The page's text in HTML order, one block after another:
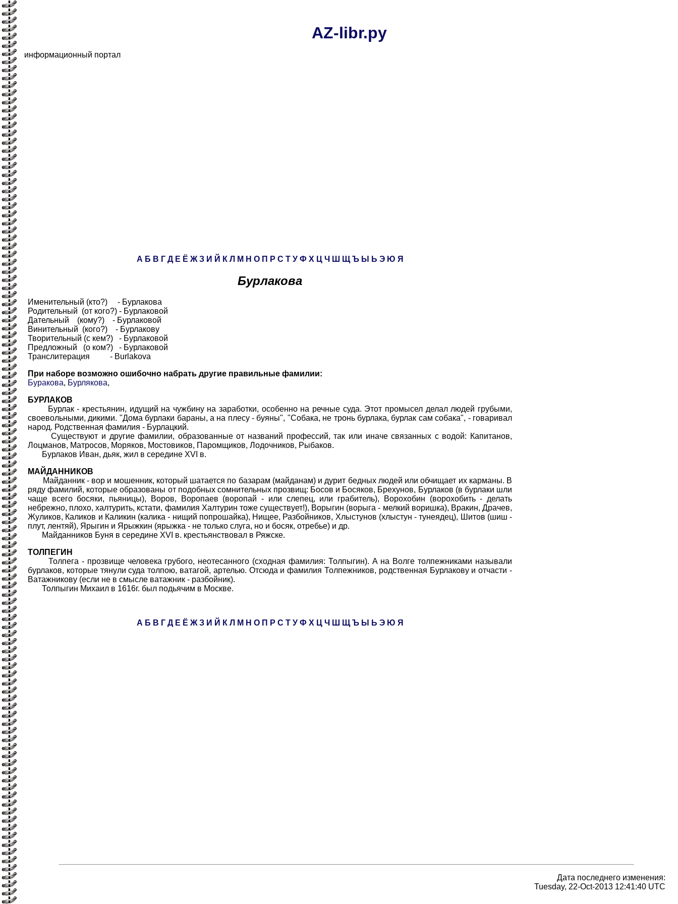
AZ-libr.ру
информационный портал
А Б В Г Д Е Ё Ж З И Й К Л М Н О П Р С Т У Ф Х Ц Ч Ш Щ Ъ Ы Ь Э Ю Я
Бурлакова
Именительный (кто?) - Бурлакова
Родительный (от кого?) - Бурлаковой
Дательный (кому?) - Бурлаковой
Винительный (кого?) - Бурлакову
Творительный (с кем?) - Бурлаковой
Предложный (о ком?) - Бурлаковой
Транслитерация - Burlakova
При наборе возможно ошибочно набрать другие правильные фамилии:
Буракова, Бурлякова,
БУРЛАКОВ
Бурлак - крестьянин, идущий на чужбину на заработки, особенно на речные суда. Этот промысел делал людей грубыми,
своевольными, дикими. "Дома бурлаки бараны, а на плесу - буяны", "Собака, не тронь бурлака, бурлак сам собака", - говаривал
народ. Родственная фамилия - Бурлацкий.
Существуют и другие фамилии, образованные от названий профессий, так или иначе связанных с водой: Капитанов,
Лоцманов, Матросов, Моряков, Мостовиков, Паромщиков, Лодочников, Рыбаков.
Бурлаков Иван, дьяк, жил в середине XVI в.
МАЙДАННИКОВ
Майданник - вор и мошенник, который шатается по базарам (майданам) и дурит бедных людей или обчищает их карманы. В
ряду фамилий, которые образованы от подобных сомнительных прозвищ: Босов и Босяков, Брехунов, Бурлаков (в бурлаки шли
чаще всего босяки, пьяницы), Воров, Воропаев (воропай - или слепец, или грабитель), Ворохобин (ворохобить - делать
небрежно, плохо, халтурить, кстати, фамилия Халтурин тоже существует!), Ворыгин (ворыга - мелкий воришка), Вракин, Драчев,
Жуликов, Каликов и Каликин (калика - нищий попрошайка), Нищее, Разбойников, Хлыстунов (хлыстун - тунеядец), Шитов (шиш -
плут, лентяй), Ярыгин и Ярыжкин (ярыжка - не только слуга, но и босяк, отребье) и др.
Майданников Буня в середине XVI в. крестьянствовал в Ряжске.
ТОЛПЕГИН
Толпега - прозвище человека грубого, неотесанного (сходная фамилия: Толпыгин). А на Волге толпежниками называли
бурлаков, которые тянули суда толпою, ватагой, артелью. Отсюда и фамилия Толпежников, родственная Бурлакову и отчасти -
Ватажникову (если не в смысле ватажник - разбойник).
Толпыгин Михаил в 1616г. был подьячим в Москве.
А Б В Г Д Е Ё Ж З И Й К Л М Н О П Р С Т У Ф Х Ц Ч Ш Щ Ъ Ы Ь Э Ю Я
Дата последнего изменения:
Tuesday, 22-Oct-2013 12:41:40 UTC